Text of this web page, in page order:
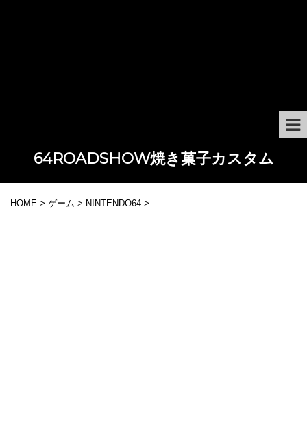
64ROADSHOW焼き菓子カスタム
HOME > ゲーム > NINTENDO64 >